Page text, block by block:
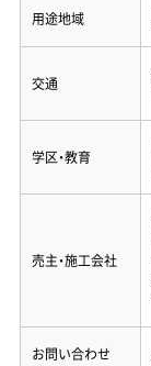
用途地域
交通
学区・教育
売主・施工会社
お問い合わせ